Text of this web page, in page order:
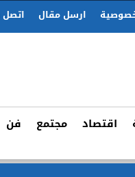
ارسل مقال اتصل
اقتصاد مجتمع فن